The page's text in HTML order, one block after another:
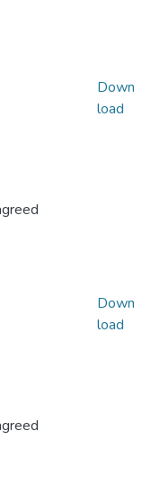
Down
load
Down
load